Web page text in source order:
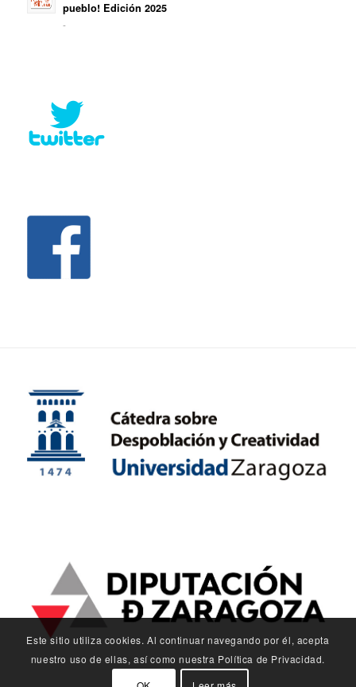
pueblo! Edición 2025
-
Este sitio utiliza cookies. Al continuar navegando por él, acepta
nuestro uso de ellas, así como nuestra Política de Privacidad.